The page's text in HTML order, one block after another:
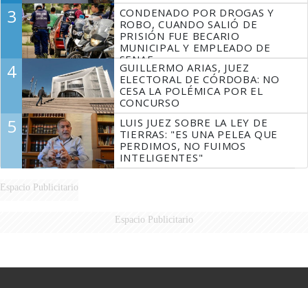
3
CONDENADO POR DROGAS Y
ROBO, CUANDO SALIÓ DE
PRISIÓN FUE BECARIO
MUNICIPAL Y EMPLEADO DE
SENAF
4
GUILLERMO ARIAS, JUEZ
ELECTORAL DE CÓRDOBA: NO
CESA LA POLÉMICA POR EL
CONCURSO
5
LUIS JUEZ SOBRE LA LEY DE
TIERRAS: "ES UNA PELEA QUE
PERDIMOS, NO FUIMOS
INTELIGENTES"
Espacio Publicitario
Espacio Publicitario